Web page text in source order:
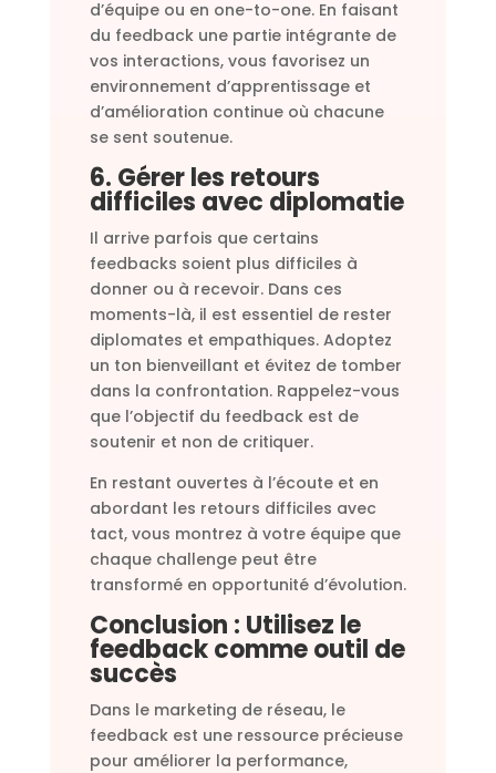
d’équipe ou en one-to-one. En faisant
du feedback une partie intégrante de
vos interactions, vous favorisez un
environnement d’apprentissage et
d’amélioration continue où chacune
se sent soutenue.
6. Gérer les retours
difficiles avec diplomatie
Il arrive parfois que certains
feedbacks soient plus difficiles à
donner ou à recevoir. Dans ces
moments-là, il est essentiel de rester
diplomates et empathiques. Adoptez
un ton bienveillant et évitez de tomber
dans la confrontation. Rappelez-vous
que l’objectif du feedback est de
soutenir et non de critiquer.
En restant ouvertes à l’écoute et en
abordant les retours difficiles avec
tact, vous montrez à votre équipe que
chaque challenge peut être
transformé en opportunité d’évolution.
Conclusion : Utilisez le
feedback comme outil de
succès
Dans le marketing de réseau, le
feedback est une ressource précieuse
pour améliorer la performance,